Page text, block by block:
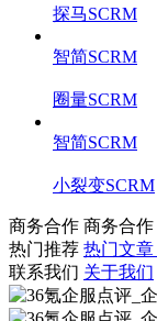
探马SCRM
智简SCRM
圈量SCRM
智简SCRM
小裂变SCRM
商务合作 商务合作
热门推荐 热门文章
联系我们 关于我们